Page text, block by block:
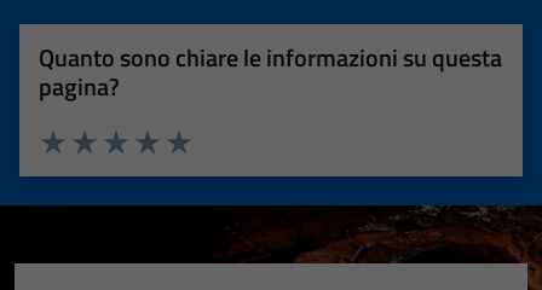
Quanto sono chiare le informazioni su questa
pagina?
Valuta 5 stelle su 5
Valuta 4 stelle su 5
Valuta 3 stelle su 5
Valuta 2 stelle su 5
Valuta 1 stelle su 5